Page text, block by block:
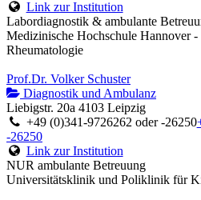
Link zur Institution
Labordiagnostik & ambulante
Medizinische Hochschule Hannover
Rheumatologie
Prof.Dr. Volker Schuster
Diagnostik und Ambulanz
Liebigstr. 20a 4103 Leipzig
+49 (0)341-9726262 oder -26250
-26250
Link zur Institution
NUR ambulante Betreuung
Universitätsklinik und Poliklinik für